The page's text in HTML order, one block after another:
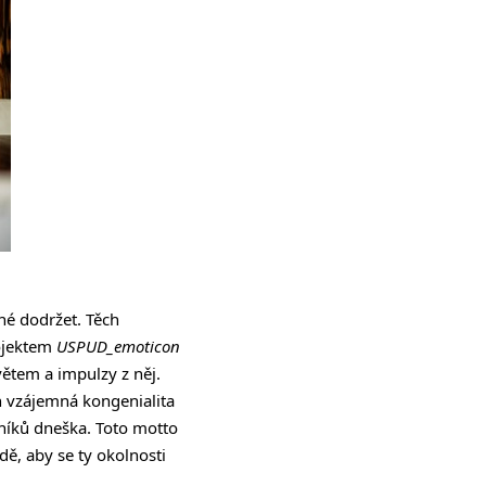
dodržet. Těch
USPUD_emoticon
a impulzy z něj.
vzájemná kongenialita
dneška. Toto motto
aby se ty okolnosti